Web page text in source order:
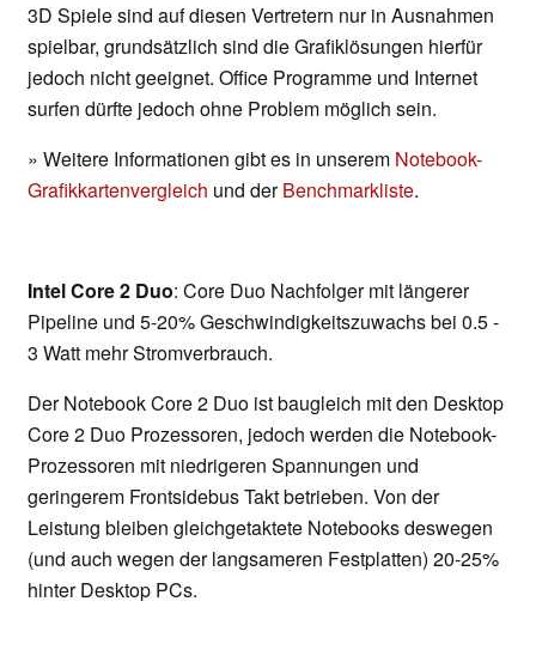
3D Spiele sind auf diesen Vertretern nur in Ausnahmen
spielbar, grundsätzlich sind die Grafiklösungen hierfür
jedoch nicht geeignet. Office Programme und Internet
surfen dürfte jedoch ohne Problem möglich sein.
» Weitere Informationen gibt es in unserem Notebook-
Grafikkartenvergleich und derBenchmarkliste.
Intel Core 2 Duo: Core Duo Nachfolger mit längerer
Pipeline und 5-20% Geschwindigkeitszuwachs bei 0.5 -
3 Watt mehr Stromverbrauch.
Der Notebook Core 2 Duo ist baugleich mit den Desktop
Core 2 Duo Prozessoren, jedoch werden die Notebook-
Prozessoren mit niedrigeren Spannungen und
geringerem Frontsidebus Takt betrieben. Von der
Leistung bleiben gleichgetaktete Notebooks deswegen
(und auch wegen der langsameren Festplatten) 20-25%
hinter Desktop PCs.